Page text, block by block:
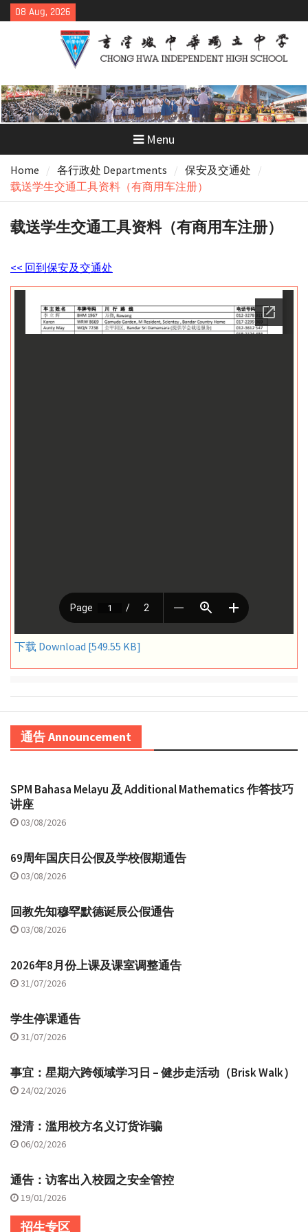
Skip
to
08 Aug, 2026
Menu
Home 各行政处 Departments
保安及交通处
载送学生交通工具资料（有商用车注册）
载送学生交通工具资料（有商用车注册）
<< 回到保安及交通处
下载 Download [549.55 KB]
通告 Announcement
SPM Bahasa Melayu 及 Additional Mathematics 作答技巧
讲座
03/08/2026
69周年国庆日公假及学校假期通告
03/08/2026
回教先知穆罕默德诞辰公假通告
03/08/2026
2026年8月份上课及课室调整通告
31/07/2026
学生停课通告
31/07/2026
事宜：星期六跨领域学习日 – 健步走活动（Brisk Walk）
24/02/2026
澄清：滥用校方名义订货诈骗
06/02/2026
通告：访客出入校园之安全管控
19/01/2026
招生专区